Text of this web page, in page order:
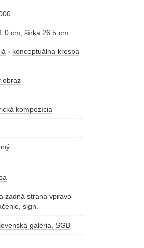
cm, šírka 26.5 cm
› konceptuálna kresba
obraz
kompozícia
zadná strana vpravo
sign.
galéria, SGB